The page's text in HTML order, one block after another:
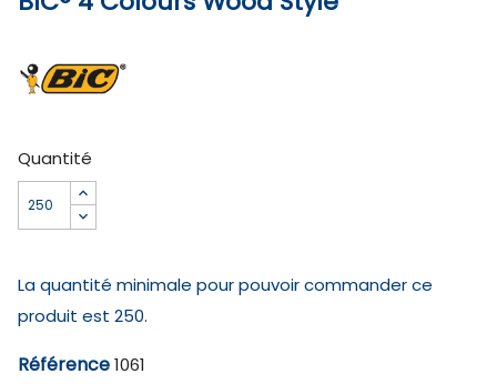
Quantité
La quantité minimale pour pouvoir commander ce
produit est 250.
Référence1061